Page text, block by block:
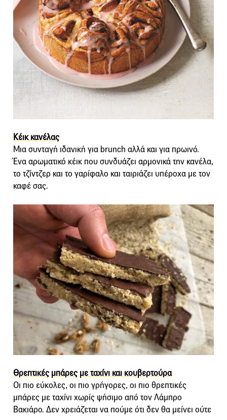
Κέικ κανέλας
Μια συνταγή ιδανική για brunch αλλά και για πρωινό.
Ένα αρωματικό κέικ που συνδυάζει αρμονικά την κανέλα,
το τζίντζερ και το γαρίφαλο και ταιριάζει υπέροχα με τον
καφέ σας.
Θρεπτικές μπάρες με ταχίνι και κουβερτούρα
Οι πιο εύκολες, οι πιο γρήγορες, οι πιο θρεπτικές
μπάρες με ταχίνι χωρίς ψήσιμο από τον Λάμπρο
Βακιάρο. Δεν χρειάζεται να πούμε ότι δεν θα μείνει ούτε